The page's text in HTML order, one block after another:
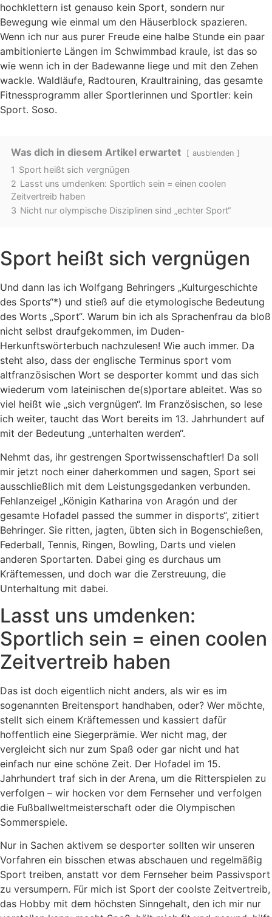
hochklettern ist genauso kein Sport, sondern nur
Bewegung wie einmal um den Häuserblock spazieren.
Wenn ich nur aus purer Freude eine halbe Stunde ein paar
ambitionierte Längen im Schwimmbad kraule, ist das so
wie wenn ich in der Badewanne liege und mit den Zehen
wackle. Waldläufe, Radtouren, Kraultraining, das gesamte
Fitnessprogramm aller Sportlerinnen und Sportler: kein
Sport. Soso.
Was dich in diesem Artikel erwartet ausblenden
1 Sport heißt sich vergnügen
2 Lasst uns umdenken: Sportlich sein = einen coolen
Zeitvertreib haben
3 Nicht nur olympische Disziplinen sind „echter Sport“
Sport heißt sich vergnügen
Und dann las ich Wolfgang Behringers „Kulturgeschichte
des Sports“*) und stieß auf die etymologische Bedeutung
des Worts „Sport“. Warum bin ich als Sprachenfrau da bloß
nicht selbst draufgekommen, im Duden-
Herkunftswörterbuch nachzulesen! Wie auch immer. Da
steht also, dass der englische Terminus sport vom
altfranzösischen Wort se desporter kommt und das sich
wiederum vom lateinischen de(s)portare ableitet. Was so
viel heißt wie „sich vergnügen“. Im Französischen, so lese
ich weiter, taucht das Wort bereits im 13. Jahrhundert auf
mit der Bedeutung „unterhalten werden“.
Nehmt das, ihr gestrengen Sportwissenschaftler! Da soll
mir jetzt noch einer daherkommen und sagen, Sport sei
ausschließlich mit dem Leistungsgedanken verbunden.
Fehlanzeige! „Königin Katharina von Aragón und der
gesamte Hofadel passed the summer in disports“, zitiert
Behringer. Sie ritten, jagten, übten sich in Bogenschießen,
Federball, Tennis, Ringen, Bowling, Darts und vielen
anderen Sportarten. Dabei ging es durchaus um
Kräftemessen, und doch war die Zerstreuung, die
Unterhaltung mit dabei.
Lasst uns umdenken:
Sportlich sein = einen coolen
Zeitvertreib haben
Das ist doch eigentlich nicht anders, als wir es im
sogenannten Breitensport handhaben, oder? Wer möchte,
stellt sich einem Kräftemessen und kassiert dafür
hoffentlich eine Siegerprämie. Wer nicht mag, der
vergleicht sich nur zum Spaß oder gar nicht und hat
einfach nur eine schöne Zeit. Der Hofadel im 15.
Jahrhundert traf sich in der Arena, um die Ritterspielen zu
verfolgen – wir hocken vor dem Fernseher und verfolgen
die Fußballweltmeisterschaft oder die Olympischen
Sommerspiele.
Nur in Sachen aktivem se desporter sollten wir unseren
Vorfahren ein bisschen etwas abschauen und regelmäßig
Sport treiben, anstatt vor dem Fernseher beim Passivsport
zu versumpern. Für mich ist Sport der coolste Zeitvertreib,
das Hobby mit dem höchsten Sinngehalt, den ich mir nur